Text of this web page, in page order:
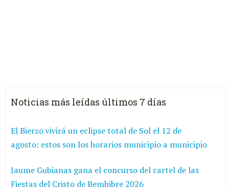
Noticias más leídas últimos 7 días
El Bierzo vivirá un eclipse total de Sol el 12 de
agosto: estos son los horarios municipio a municipio
Jaume Gubianas gana el concurso del cartel de las
Fiestas del Cristo de Bembibre 2026